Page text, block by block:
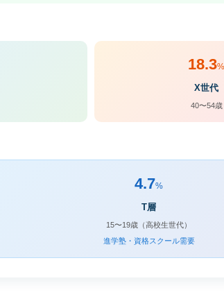
18.3%
X世代
40〜54歳
4.7%
T層
15〜19歳（高校生世代）
進学塾・資格スクール需要